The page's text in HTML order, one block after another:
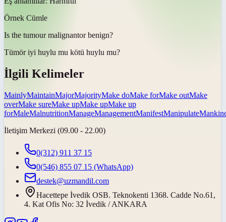
Örnek Cümle
Is the tumour malignantor benign?
Tümör iyi huylu mu kötü huylu mu?
İlgili Kelimeler
MainlyMaintainMajorMajorityMake doMake forMake outMake
overMake sureMake upMake upMake up
forMaleMalnutritionManageManagementManifestManipulate
İletişim Merkezi (09.00 - 22.00)
0(312) 911 37 15
0(546) 855 07 15 (WhatsApp)
destek@uzmandil.com
Hacettepe İvedik OSB. Teknokenti 1368. Cadde No.61,
4. Kat Ofis No: 32 İvedik / ANKARA